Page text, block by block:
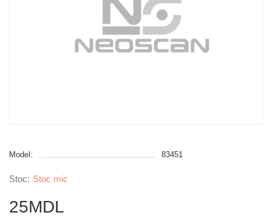
Model: 83451
Stoc mic
25MDL